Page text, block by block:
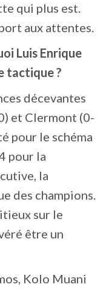
qui plus est.
aux attentes.
Luis Enrique
tactique ?
décevantes
et Clermont (0-
pour le schéma
pour la
la
des champions.
sur le
être un
Kolo Muani